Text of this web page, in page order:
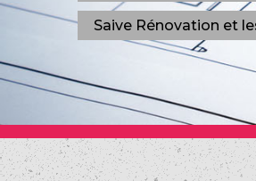
Saive Rénovation et